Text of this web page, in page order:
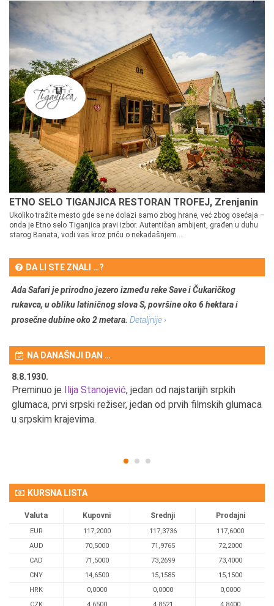
ETNO SELO TIGANJICA RESTORAN TROFEJ, Zrenjanin
Ukoliko tražite mesto gde se ne dolazi samo zbog hrane, već zbog osećaja –
onda je Etno selo Tiganjica pravi izbor. Autentičan ambijent, građen u duhu
starog Banata, vodi vas kroz priču o nekadašnjem...
DA LI STE ZNALI …?
Ada Safari je prirodno jezero između reke Save i Čukaričkog
rukavca, u obliku latiničnog slova S, površine oko 6 hektara i
prosečne dubine oko 2 metara. Detaljnije ›
NA DANAŠNJI DAN …
8.8.1930.
Preminuo je Ilija Stanojević, jedan od najstarijih srpkih
glumaca, prvi srpski režiser, jedan od prvih filmskih glumaca
u srpskim krajevima.
KURSNA LISTA
Valuta Kupovni Srednji Prodajni
EUR 117,2000 117,3736
117,6000
AUD
70,5000 71,9765
72,2000
CAD
71,5000 73,2699
73,4000
CNY
14,6500 15,1585
15,1500
HRK
0,0000 0,0000
0,0000
CZK
4,6500 4,8521 4,8400